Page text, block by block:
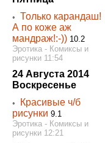
◦ Только карандаш!
А по коже аж
мандраж!:-)) 10.2
Эротика - Комиксы и
рисунки 11:54
24 Августа 2014
Воскресенье
◦
Красивые ч/б
рисунки 9.1
Эротика - Комиксы и
рисунки 12:21